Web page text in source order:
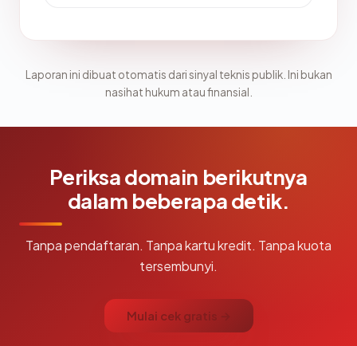
Laporan ini dibuat otomatis dari sinyal teknis publik. Ini bukan
nasihat hukum atau finansial.
Periksa domain berikutnya
dalam beberapa detik.
Tanpa pendaftaran. Tanpa kartu kredit. Tanpa kuota
tersembunyi.
Mulai cek gratis →